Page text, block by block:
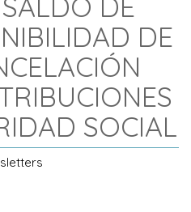
DE
SOCIAL